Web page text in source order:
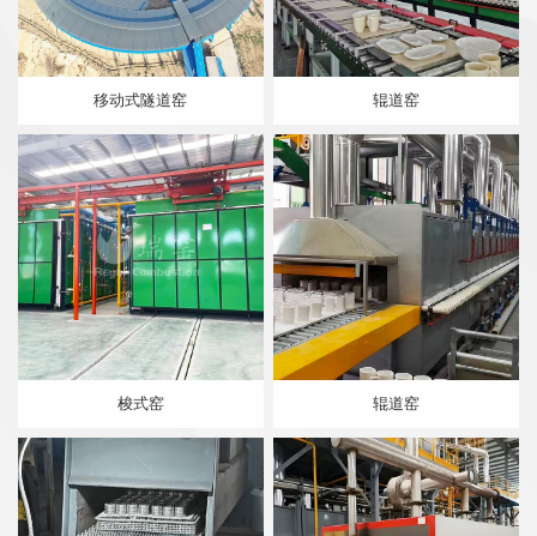
移动式隧道窑 辊道窑
梭式窑 辊道窑